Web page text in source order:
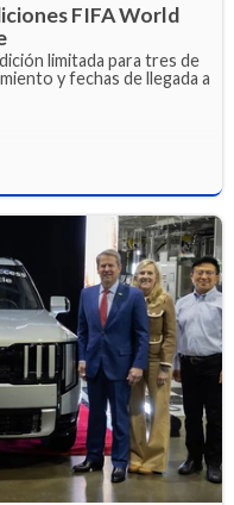
FIFA World
limitada para tres de
y fechas de llegada a